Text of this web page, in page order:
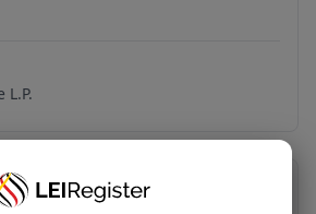
L.P.
LEI-Nummer